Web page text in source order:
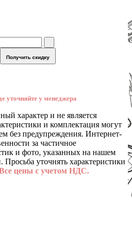
Получить скидку
уточняйте у менеджера
характер и не является
и комплектация могут
без предупреждения. Интернет-
за частичное
и фото, указанных на нашем
Просьба уточнять характеристики
цены с учетом НДС.